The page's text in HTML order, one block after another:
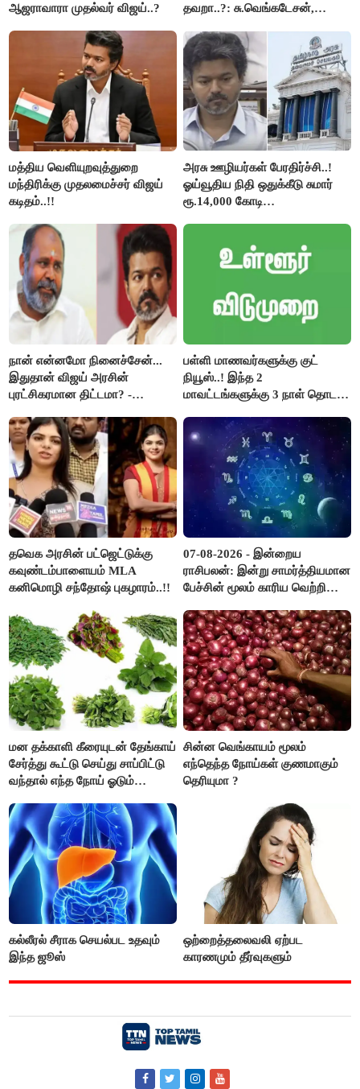
ஆஜராவாரா முதல்வர் விஜய்..?
தவறா..?: சு.வெங்கடேசன்,
கேள்வி..!
மத்திய வெளியுறவுத்துறை
மந்திரிக்கு முதலமைச்சர் விஜய்
கடிதம்..!!
அரசு ஊழியர்கள் பேரதிர்ச்சி..!
ஓய்வூதிய நிதி ஒதுக்கீடு சுமார்
ரூ.14,000 கோடி
நான் என்னமோ நினைச்சேன்...
இதுதான் விஜய் அரசின்
புரட்சிகரமான திட்டமா? -
பள்ளி மாணவர்களுக்கு குட்
நியூஸ்..! இந்த 2
மாவட்டங்களுக்கு 3 நாள் தொடர்
தவெக அரசின் பட்ஜெட்டுக்கு
கவுண்டம்பாளையம் MLA
கனிமொழி சந்தோஷ் புகழாரம்..!!
07-08-2026 - இன்றைய
ராசிபலன்: இன்று சாமர்த்தியமான
பேச்சின் மூலம் காரிய வெற்றி
பொறுப்புகளை ஒப்படைப்பதில்
கவனம் தேவை..!
மன தக்காளி கீரையுடன் தேங்காய்
சேர்த்து கூட்டு செய்து சாப்பிட்டு
வந்தால் எந்த நோய் ஓடும்
சின்ன வெங்காயம் மூலம்
எந்தெந்த நோய்கள் குணமாகும்
தெரியுமா ?
கல்லீரல் சீராக செயல்பட உதவும்
இந்த ஜூஸ்
ஒற்றைத்தலைவலி ஏற்பட
காரணமும் தீர்வுகளும்